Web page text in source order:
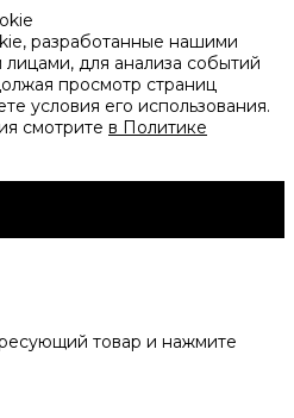
разработанные нашими
для анализа событий
просмотр страниц
условия его использования.
смотрите в Политике
товар и нажмите